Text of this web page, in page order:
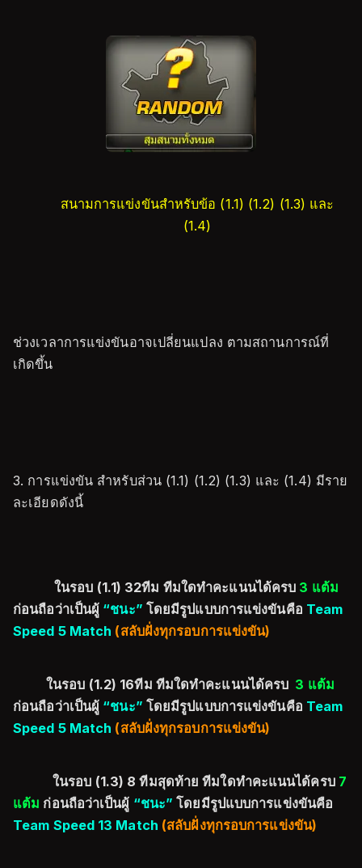
สนามการแข่งขันสำหรับข้อ (1.1) (1.2) (1.3) และ
(1.4)
ช่วงเวลาการแข่งขันอาจเปลี่ยนแปลง ตามสถานการณ์ที่
เกิดขึ้น
3. การแข่งขัน สำหรับส่วน (1.1) (1.2) (1.3) และ (1.4) มีราย
ละเอียดดังนี้
ในรอบ (1.1) 32ทีม ทีมใดทำคะแนนได้ครบ 3 แต้ม
ก่อนถือว่าเป็นผู้ “ชนะ” โดยมีรูปแบบการแข่งขันคือ Team
Speed 5 Match (สลับฝั่งทุกรอบการแข่งขัน)
ในรอบ (1.2) 16ทีม ทีมใดทำคะแนนได้ครบ 3 แต้ม
ก่อนถือว่าเป็นผู้ “ชนะ” โดยมีรูปแบบการแข่งขันคือ Team
Speed 5 Match (สลับฝั่งทุกรอบการแข่งขัน)
ในรอบ (1.3) 8 ทีมสุดท้าย ทีมใดทำคะแนนได้ครบ 7
แต้ม ก่อนถือว่าเป็นผู้ “ชนะ” โดยมีรูปแบบการแข่งขันคือ
Team Speed 13 Match (สลับฝั่งทุกรอบการแข่งขัน)